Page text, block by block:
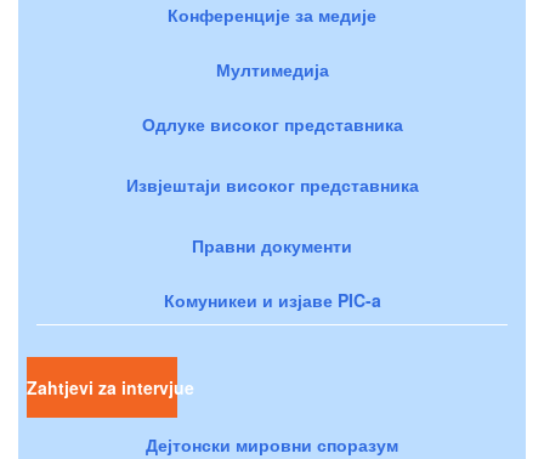
Конференције за медије
Мултимедија
Одлуке високог представника
Извјештаји високог представника
Правни документи
Комуникеи и изјаве PIC-a
Zahtjevi za intervjue
Дејтонски мировни споразум